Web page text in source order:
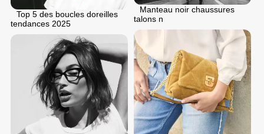
Top 5 des boucles doreilles
tendances 2025
Manteau noir chaussures
talons n